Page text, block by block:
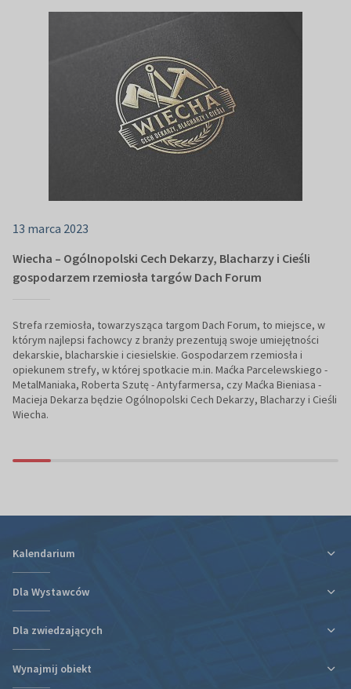
13 marca 2023
Wiecha – Ogólnopolski Cech Dekarzy, Blacharzy i Cieśli
gospodarzem rzemiosła targów Dach Forum
Strefa rzemiosła, towarzysząca targom Dach Forum, to miejsce, w
którym najlepsi fachowcy z branży prezentują swoje umiejętności
dekarskie, blacharskie i ciesielskie. Gospodarzem rzemiosła i
opiekunem strefy, w której spotkacie m.in. Maćka Parcelewskiego -
MetalManiaka, Roberta Szutę - Antyfarmersa, czy Maćka Bieniasa -
Macieja Dekarza będzie Ogólnopolski Cech Dekarzy, Blacharzy i Cieśli
Wiecha.
Kalendarium
Dla Wystawców
Ulga podatkowa za udział w targach
Plan targów i hal
Dla zwiedzających
Plan targów i hal
Wynajmij obiekt